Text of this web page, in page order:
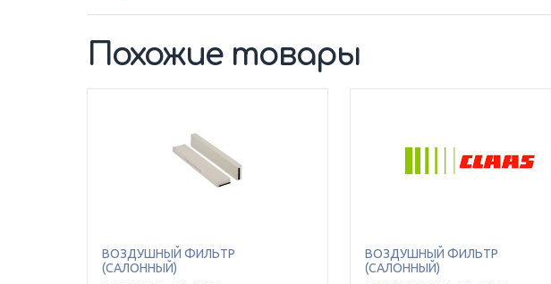
Похожие товары
ВОЗДУШНЫЙ ФИЛЬТР
(САЛОННЫЙ)
ВОЗДУШНЫЙ ФИЛЬТР
(САЛОННЫЙ)